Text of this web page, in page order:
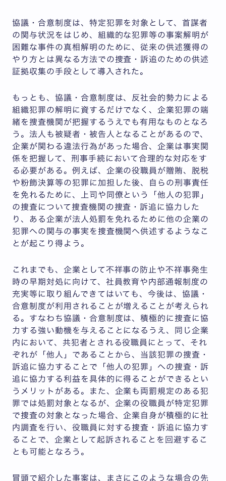
協議・合意制度は、特定犯罪を対象として、首謀者
の関与状況をはじめ、組織的な犯罪等の事案解明が
困難な事件の真相解明のために、従来の供述獲得の
やり方とは異なる方法での捜査・訴追のための供述
証拠収集の手段として導入された。
もっとも、協議・合意制度は、反社会的勢力による
組織犯罪の解明に資するだけでなく、企業犯罪の端
緒を捜査機関が把握するうえでも有用なものとなろ
う。法人も被疑者・被告人となることがあるので、
企業が関わる違法行為があった場合、企業は事実関
係を把握して、刑事手続において合理的な対応をす
る必要がある。例えば、企業の役職員が贈賄、脱税
や粉飾決算等の犯罪に加担した後、自らの刑事責任
を免れるために、上司や同僚という「他人の犯罪」
の捜査について捜査機関の捜査・訴追に協力した
り、ある企業が法人処罰を免れるために他の企業の
犯罪への関与の事実を捜査機関へ供述するようなこ
とが起こり得よう。
これまでも、企業として不祥事の防止や不祥事発生
時の早期対処に向けて、社員教育や内部通報制度の
充実等に取り組んできてはいても、今後は、協議・
合意制度が利用されることが増えることが考えられ
る。すなわち協議・合意制度は、積極的に捜査に協
力する強い動機を与えることになるうえ、同じ企業
内において、共犯者とされる役職員にとって、それ
ぞれが「他人」であることから、当該犯罪の捜査・
訴追に協力することで「他人の犯罪」への捜査・訴
追に協力する利益を具体的に得ることができるとい
うメリットがある。また、企業も両罰規定のある犯
罪では処罰対象となるが、企業の役職員が特定犯罪
で捜査の対象となった場合、企業自身が積極的に社
内調査を行い、役職員に対する捜査・訴追に協力す
ることで、企業として起訴されることを回避するこ
とも可能となろう。
冒頭で紹介した事案は、まさにこのような場合の先